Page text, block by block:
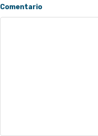
Comentario